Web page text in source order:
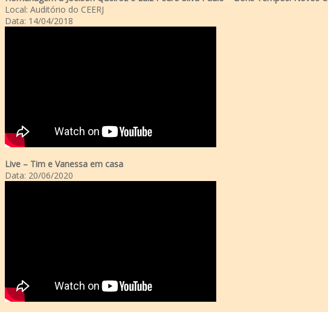
Local: Auditório do CEERJ
Data: 14/04/2018
Live – Tim e Vanessa em casa
Data: 20/06/2020